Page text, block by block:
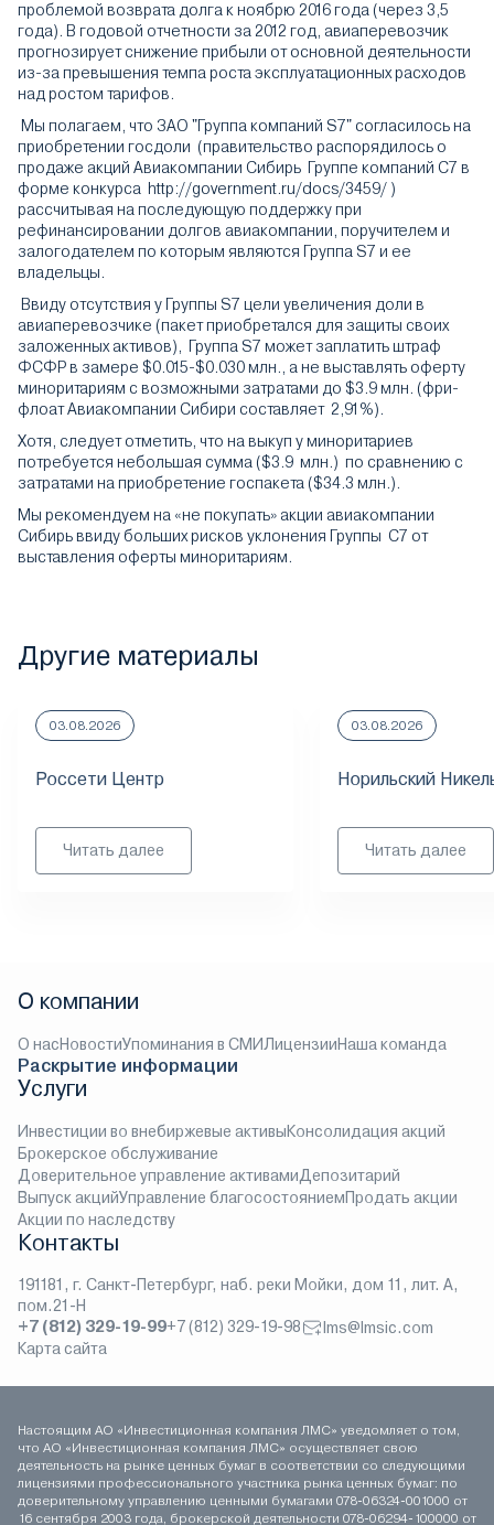
проблемой возврата долга к ноябрю 2016 года (через 3,5
года). В годовой отчетности за 2012 год, авиаперевозчик
прогнозирует снижение прибыли от основной деятельности
из-за превышения темпа роста эксплуатационных расходов
над ростом тарифов.
Мы полагаем, что ЗАО "Группа компаний S7" согласилось на
приобретении госдоли (правительство распорядилось о
продаже акций Авиакомпании Сибирь Группе компаний С7 в
форме конкурса http://government.ru/docs/3459/ )
рассчитывая на последующую поддержку при
рефинансировании долгов авиакомпании, поручителем и
залогодателем по которым являются Группа S7 и ее
владельцы.
Ввиду отсутствия у Группы S7 цели увеличения доли в
авиаперевозчике (пакет приобретался для защиты своих
заложенных активов), Группа S7 может заплатить штраф
ФСФР в замере $0.015-$0.030 млн., а не выставлять оферту
миноритариям с возможными затратами до $3.9 млн. (фри-
флоат Авиакомпании Сибири составляет 2,91%).
Хотя, следует отметить, что на выкуп у миноритариев
потребуется небольшая сумма ($3.9 млн.) по сравнению с
затратами на приобретение госпакета ($34.3 млн.).
Мы рекомендуем на «не покупать» акции авиакомпании
Сибирь ввиду больших рисков уклонения Группы С7 от
выставления оферты миноритариям.
Другие материалы
03.08.2026
Россети Центр
Читать далее
03.08.2026
Норильский
Читать далее
О компании
О насНовостиУпоминания в СМИЛицензииНаша команда
Раскрытие информации
Услуги
Инвестиции во внебиржевые активыКонсолидация акций
Брокерское обслуживание
Доверительное управление активамиДепозитарий
Выпуск акцийУправление благосостояниемПродать акции
Акции по наследству
Контакты
191181, г. Санкт-Петербург, наб. реки Мойки, дом 11, лит. А,
пом.21-Н
+7 (812) 329-19-99+7 (812) 329-19-98
lms@lmsic.com
Карта сайта
Настоящим АО «Инвестиционная компания ЛМС» уведомляет о том,
что АО «Инвестиционная компания ЛМС» осуществляет свою
деятельность на рынке ценных бумаг в соответствии со следующими
лицензиями профессионального участника рынка ценных бумаг: по
доверительному управлению ценными бумагами 078-06324-001000 от
16 сентября 2003 года, брокерской деятельности 078-06294-100000 от